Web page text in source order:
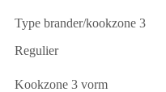
Type brander/kookzone 3
Regulier
Kookzone 3 vorm